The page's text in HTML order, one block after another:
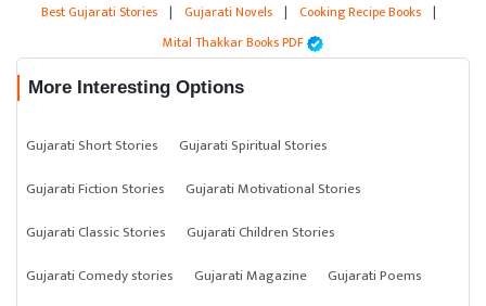
Best Gujarati Stories | Gujarati Novels | Cooking Recipe Books |
Mital Thakkar Books PDF
More Interesting Options
Gujarati Short Stories
Gujarati Spiritual Stories
Gujarati Fiction Stories
Gujarati Motivational Stories
Gujarati Classic Stories
Gujarati Children Stories
Gujarati Comedy stories
Gujarati Magazine
Gujarati Poems